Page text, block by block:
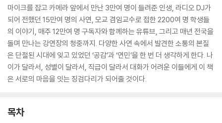
마이크를 잡고 카메라 앞에서 만난 3만여 명이 들려준 인생, 라디오 DJ가
되어 전했던 15만여 명의 사연, 모교 겸임교수로 접한 2200여 명 학생들
의 이야기, 매주 12만여 명 구독자와 함께하는 유튜브, 그리고 매년 전국을
돌며 만나는 강연장의 청중까지. 다양한 사연 속에서 발견한 소통의 본질
은 단절된 시대에 잊고 있었던 ‘공감’과 ‘연민’을 한 번 더 생각하게 한다. 나
이가 달라서, 성별이 달라서, 직급이 달라서 대화가 어려운 이들에게 이 책
은 서로의 마음을 잇는 징검다리가 되어줄 것이다.
목차